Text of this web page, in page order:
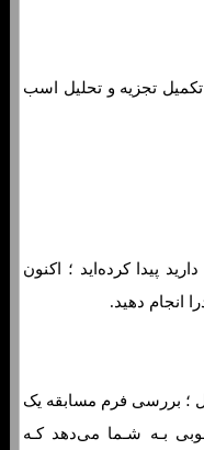
تجزیه و تحلیل اسب
پیدا کرده‌اید ؛ اکنون
انجام دهید.
؛ بررسی فرم مسابقه یک
بـه شـما می‌دهد کـه